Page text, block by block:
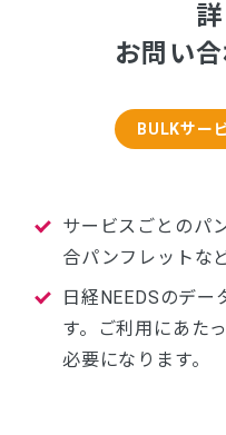
お問い
BULKサー
サービスごとのパ
合パンフレットな
日経NEEDSのデ
す。ご利用にあた
必要になります。